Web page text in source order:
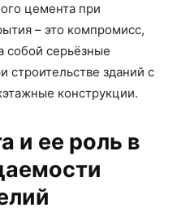
цемента при
– это компромисс,
собой серьёзные
строительстве зданий с
конструкции.
и ее роль в